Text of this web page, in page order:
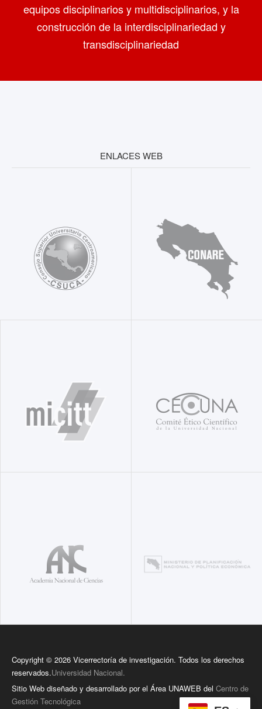
equipos disciplinarios y multidisciplinarios, y la
construcción de la interdisciplinariedad y
transdisciplinariedad
ENLACES WEB
Copyright © 2026 Vicerrectoría de investigación. Todos los derechos
reservados.Universidad Nacional.
Sitio Web diseñado y desarrollado por el Área UNAWEB del Centro de
Gestión Tecnológica